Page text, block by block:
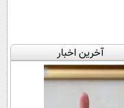
آخرین اخبار